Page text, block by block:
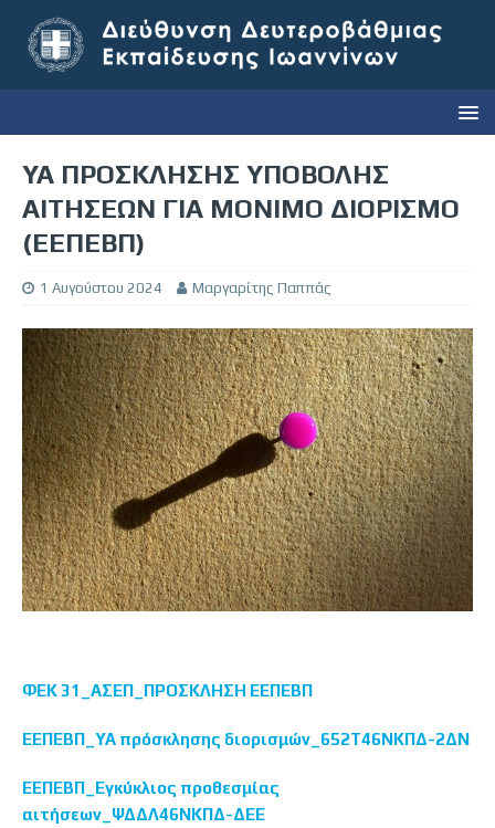
ΥΑ ΠΡΟΣΚΛΗΣΗΣ ΥΠΟΒΟΛΗΣ
ΑΙΤΗΣΕΩΝ ΓΙΑ ΜΟΝΙΜΟ ΔΙΟΡΙΣΜΟ
(ΕΕΠΕΒΠ)
1 Αυγούστου 2024 Μαργαρίτης Παππάς
ΦΕΚ 31_ΑΣΕΠ_ΠΡΟΣΚΛΗΣΗ ΕΕΠΕΒΠ
ΕΕΠΕΒΠ_ΥΑ πρόσκλησης διορισμών_652Τ46ΝΚΠΔ-2ΔΝ
ΕΕΠΕΒΠ_Εγκύκλιος προθεσμίας
αιτήσεων_ΨΔΔΛ46ΝΚΠΔ-ΔΕΕ